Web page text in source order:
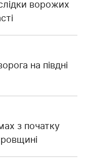
ворожих
на півдні
з початку